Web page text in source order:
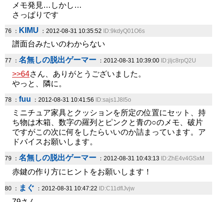
メモ発見…しかし…
さっぱりです
76 ： KIMU ：2012-08-31 10:35:52 ID:9kdyQ01O6s
譜面台みたいのわからない
77 ： 名無しの脱出ゲーマー ：2012-08-31 10:39:00 ID:jljc8rpQ2U
>>64さん、ありがとうございました。
やっと、隣に。
78 ： fuu ：2012-08-31 10:41:56 ID:sajs1J8I5o
ミニチュア家具とクッションを所定の位置にセット、持
ち物は木箱、数字の羅列とピンクと青の○のメモ、破片
ですがこの次に何をしたらいいのか詰まっています。ア
ドバイスお願いします。
79 ： 名無しの脱出ゲーマー ：2012-08-31 10:43:13 ID:ZhE4v4GSxM
赤鍵の作り方にヒントをお願いします！
80 ： まぐ ：2012-08-31 10:47:22 ID:C11dflJvjw